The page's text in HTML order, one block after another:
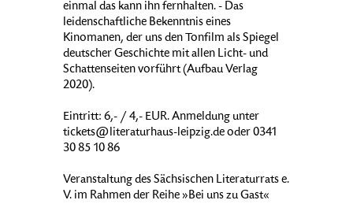
einmal das kann ihn fernhalten. - Das
leidenschaftliche Bekenntnis eines
Kinomanen, der uns den Tonfilm als Spiegel
deutscher Geschichte mit allen Licht- und
Schattenseiten vorführt (Aufbau Verlag
2020).
Eintritt: 6,- / 4,- EUR. Anmeldung unter
tickets@literaturhaus-leipzig.de oder 0341
30 85 10 86
Veranstaltung des Sächsischen Literaturrats e.
V. im Rahmen der Reihe »Bei uns zu Gast«